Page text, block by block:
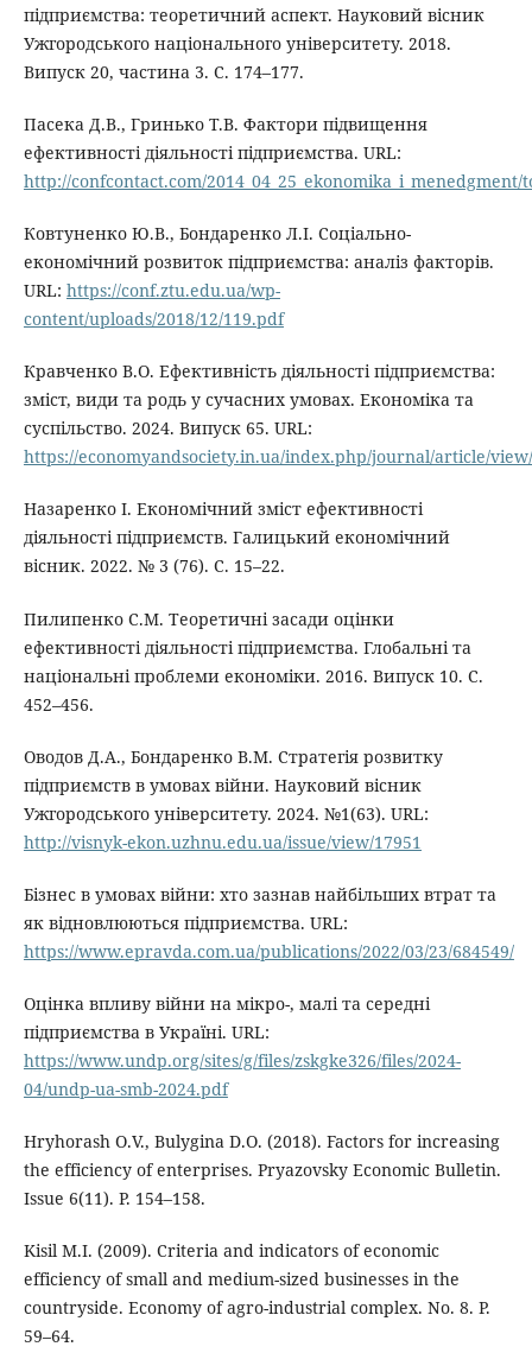
підприємства: теоретичний аспект. Науковий вісник
Ужгородського національного університету. 2018.
Випуск 20, частина 3. С. 174–177.
Пасека Д.В., Гринько Т.В. Фактори підвищення
ефективності діяльності підприємства. URL:
http://confcontact.com/2014_04_25_ekonomika_i_menedgment/
Ковтуненко Ю.В., Бондаренко Л.І. Соціально-
економічний розвиток підприємства: аналіз факторів.
URL: https://conf.ztu.edu.ua/wp-
content/uploads/2018/12/119.pdf
Кравченко В.О. Ефективність діяльності підприємства:
зміст, види та родь у сучасних умовах. Економіка та
суспільство. 2024. Випуск 65. URL:
https://economyandsociety.in.ua/index.php/journal/article/
Назаренко І. Економічний зміст ефективності
діяльності підприємств. Галицький економічний
вісник. 2022. № 3 (76). С. 15–22.
Пилипенко С.М. Теоретичні засади оцінки
ефективності діяльності підприємства. Глобальні та
національні проблеми економіки. 2016. Випуск 10. С.
452–456.
Оводов Д.А., Бондаренко В.М. Стратегія розвитку
підприємств в умовах війни. Науковий вісник
Ужгородського університету. 2024. №1(63). URL:
http://visnyk-ekon.uzhnu.edu.ua/issue/view/17951
Бізнес в умовах війни: хто зазнав найбільших втрат та
як відновлюються підприємства. URL:
https://www.epravda.com.ua/publications/2022/03/23/684549/
Оцінка впливу війни на мікро-, малі та середні
підприємства в Україні. URL:
https://www.undp.org/sites/g/files/zskgke326/files/2024-
04/undp-ua-smb-2024.pdf
Hryhorash O.V., Bulygina D.O. (2018). Factors for increasing
the efficiency of enterprises. Pryazovsky Economic Bulletin.
Issue 6(11). P. 154–158.
Kisil M.I. (2009). Criteria and indicators of economic
efficiency of small and medium-sized businesses in the
countryside. Economy of agro-industrial complex. No. 8. P.
59–64.